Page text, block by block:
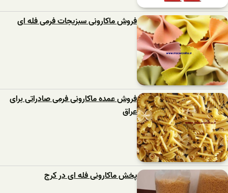
فروش ماکارونی سبزیجات فرمی فله ای
فروش عمده ماکارونی فرمی صادراتی برای
عراق
پخش ماکارونی فله ای در کرج